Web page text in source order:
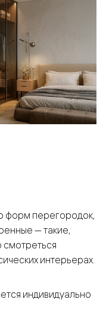
форм перегородок,
— такие,
смотреться
интерьерах.
индивидуально